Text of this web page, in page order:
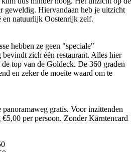
geweldig. Hiervandaan heb je uitzicht
en natuurlijk Oostenrijk zelf.
hebben ze geen "speciale"
bevindt zich één restaurant. Alles hier
top van de Goldeck. De 360 graden
en zeker de moeite waard om te
gratis. Voor inzittenden
per persoon. Zonder Kärntencard